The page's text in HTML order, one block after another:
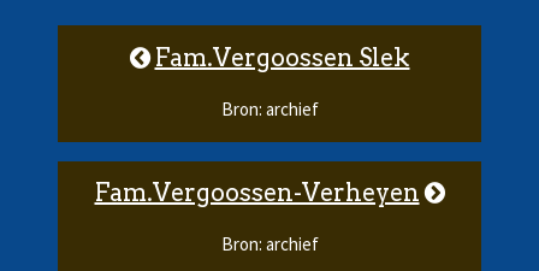
Fam.Vergoossen Slek
Bron: archief
Fam.Vergoossen-Verheyen
Bron: archief